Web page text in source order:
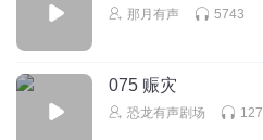
那月有声 5743
075 赈灾
恐龙有声剧场 127